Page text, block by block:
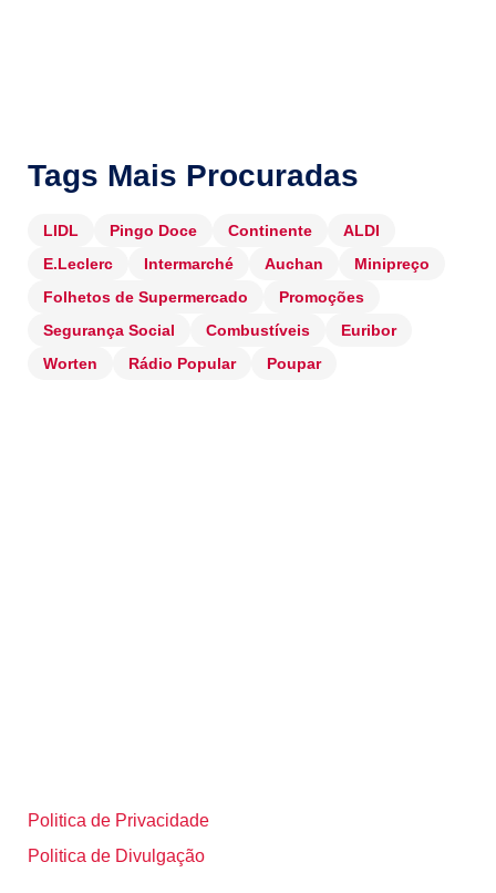
Tags Mais Procuradas
LIDL Pingo Doce Continente
ALDI
E.Leclerc
Intermarché Auchan
Minipreço
Folhetos de Supermercado
Promoções
Segurança Social
Combustíveis
Euribor
Worten
Rádio Popular Poupar
Politica de Privacidade
Politica de Divulgação